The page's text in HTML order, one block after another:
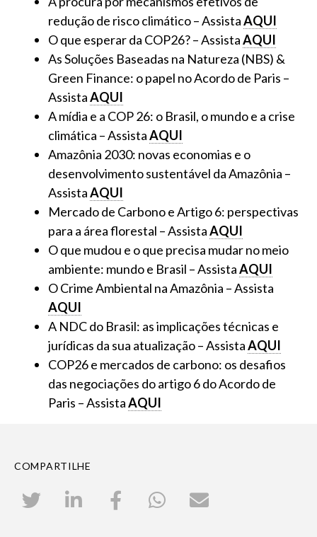
redução de risco climático – AssistaAQUI
O que esperar da COP26? – AssistaAQUI
As Soluções Baseadas na Natureza (NBS) &
Green Finance: o papel no Acordo de Paris –
AssistaAQUI
A mídia e a COP 26: o Brasil, o mundo e a crise
climática – AssistaAQUI
Amazônia 2030: novas economias e o
desenvolvimento sustentável da Amazônia –
AssistaAQUI
Mercado de Carbono e Artigo 6: perspectivas
para a área florestal – AssistaAQUI
O que mudou e o que precisa mudar no meio
ambiente: mundo e Brasil – AssistaAQUI
O Crime Ambiental na Amazônia – Assista
AQUI
A NDC do Brasil: as implicações técnicas e
jurídicas da sua atualização – AssistaAQUI
COP26 e mercados de carbono: os desafios
das negociações do artigo 6 do Acordo de
Paris – AssistaAQUI
COMPARTILHE